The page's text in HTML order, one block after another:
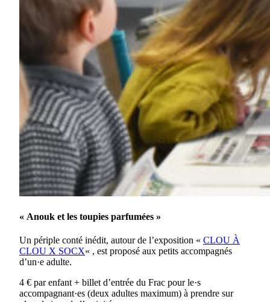
« Anouk et les toupies parfumées »
Un périple conté inédit, autour de l’exposition « CLOU À
CLOU X SOCX« , est proposé aux petits accompagnés
d’un·e adulte.
4 € par enfant + billet d’entrée du Frac pour le·s
accompagnant·es (deux adultes maximum) à prendre sur